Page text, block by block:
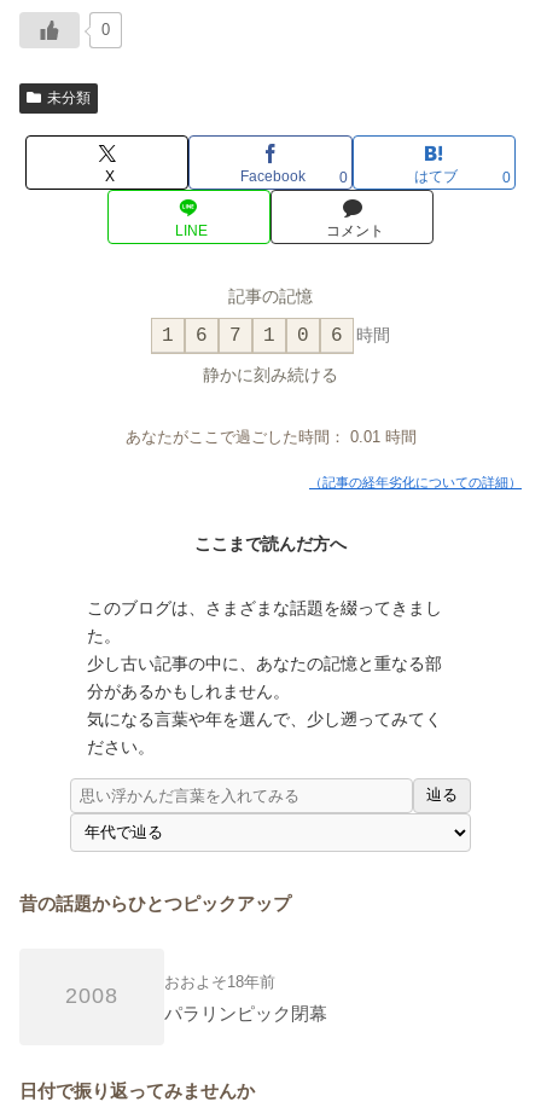
0
未分類
X Facebook 0 はてブ 0
LINE コメント
記事の記憶
1 6 7 1 0 6 時間
静かに刻み続ける
あなたがここで過ごした時間： 0.01時間
（記事の経年劣化についての詳細）
ここまで読んだ方へ
このブログは、さまざまな話題を綴ってきまし
た。
少し古い記事の中に、あなたの記憶と重なる部
分があるかもしれません。
気になる言葉や年を選んで、少し遡ってみてく
ださい。
辿る
昔の話題からひとつピックアップ
2008
おおよそ18年前
パラリンピック閉幕
日付で振り返ってみませんか